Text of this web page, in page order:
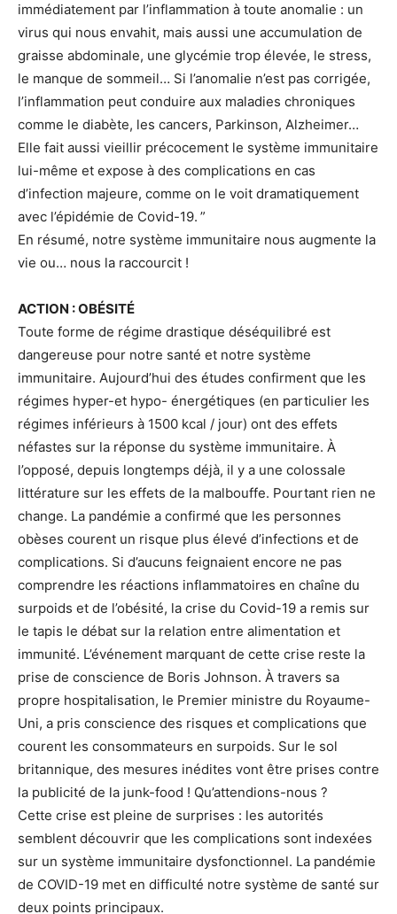
immédiatement par l’inflammation à toute anomalie : un
virus qui nous envahit, mais aussi une accumulation de
graisse abdominale, une glycémie trop élevée, le stress,
le manque de sommeil… Si l’anomalie n’est pas corrigée,
l’inflammation peut conduire aux maladies chroniques
comme le diabète, les cancers, Parkinson, Alzheimer…
Elle fait aussi vieillir précocement le système immunitaire
lui-même et expose à des complications en cas
d’infection majeure, comme on le voit dramatiquement
avec l’épidémie de Covid-19. ”
En résumé, notre système immunitaire nous augmente la
vie ou… nous la raccourcit !
ACTION : OBÉSITÉ
Toute forme de régime drastique déséquilibré est
dangereuse pour notre santé et notre système
immunitaire. Aujourd’hui des études confirment que les
régimes hyper-et hypo- énergétiques (en particulier les
régimes inférieurs à 1500 kcal / jour) ont des effets
néfastes sur la réponse du système immunitaire. À
l’opposé, depuis longtemps déjà, il y a une colossale
littérature sur les effets de la malbouffe. Pourtant rien ne
change. La pandémie a confirmé que les personnes
obèses courent un risque plus élevé d’infections et de
complications. Si d’aucuns feignaient encore ne pas
comprendre les réactions inflammatoires en chaîne du
surpoids et de l’obésité, la crise du Covid-19 a remis sur
le tapis le débat sur la relation entre alimentation et
immunité. L’événement marquant de cette crise reste la
prise de conscience de Boris Johnson. À travers sa
propre hospitalisation, le Premier ministre du Royaume-
Uni, a pris conscience des risques et complications que
courent les consommateurs en surpoids. Sur le sol
britannique, des mesures inédites vont être prises contre
la publicité de la junk-food ! Qu’attendions-nous ?
Cette crise est pleine de surprises : les autorités
semblent découvrir que les complications sont indexées
sur un système immunitaire dysfonctionnel. La pandémie
de COVID-19 met en difficulté notre système de santé sur
deux points principaux.